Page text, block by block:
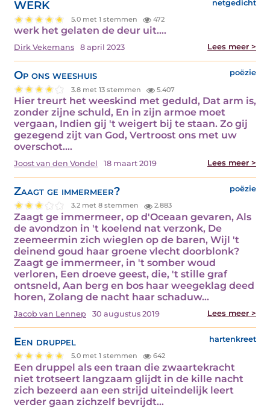
WERK netgedicht
5.0 met 1 stemmen 472
werk het gelaten de deur uit.…
Dirk Vekemans 8 april 2023 Lees meer >
Op ons weeshuis poëzie
3.8 met 13 stemmen 5.407
Hier treurt het weeskind met geduld, Dat arm is,
zonder zijne schuld, En in zijn armoe moet
vergaan, Indien gij 't weigert bij te staan. Zo gij
gezegend zijt van God, Vertroost ons met uw
overschot.…
Joost van den Vondel 18 maart 2019 Lees meer >
Zaagt ge immermeer? poëzie
3.2 met 8 stemmen 2.883
Zaagt ge immermeer, op d'Oceaan gevaren, Als
de avondzon in 't koelend nat verzonk, De
zeemeermin zich wieglen op de baren, Wijl 't
deinend goud haar groene vlecht doorblonk?
Zaagt ge immermeer, in 't somber woud
verloren, Een droeve geest, die, 't stille graf
ontsneld, Aan berg en bos haar weegeklag deed
horen, Zolang de nacht haar schaduw…
Jacob van Lennep 30 augustus 2019 Lees meer >
Een druppel hartenkreet
5.0 met 1 stemmen 642
Een druppel als een traan die zwaartekracht
niet trotseert langzaam glijdt in de kille nacht
zich bezeerd aan een strijd uiteindelijk leert
verder gaan zichzelf bevrijdt…